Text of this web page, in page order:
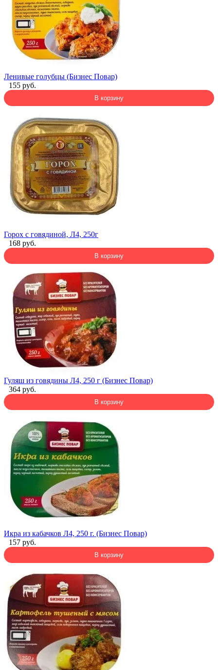
Ленивые голубцы (Бизнес Повар)
155 руб.
В корзину
Горох с говядиной, Л4, 250г
168 руб.
В корзину
Гуляш из говядины Л4, 250 г (Бизнес Повар)
364 руб.
В корзину
Икра из кабачков Л4, 250 г. (Бизнес Повар)
157 руб.
В корзину